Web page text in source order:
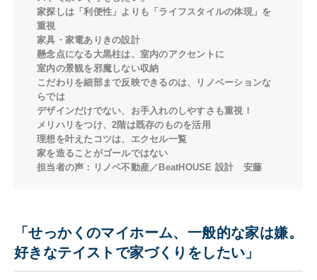
家探しは「利便性」よりも「ライフスタイルの体現」を
重視
家具・家電ありきの設計
懸念点になる大黒柱は、室内のアクセントに
室内の景観を邪魔しない収納
こだわりを細部まで反映できるのは、リノベーションな
らでは
デザインだけでない、お手入れのしやすさも重視！
メリハリをつけ、2階は既存のものを活用
理想を叶えたコツは、エクセル一覧
家を造ることがゴールではない
担当者の声：リノベ不動産／BeatHOUSE 設計 安藤
「せっかくのマイホーム、一般的な家は嫌。
好きなテイストで家づくりをしたい」